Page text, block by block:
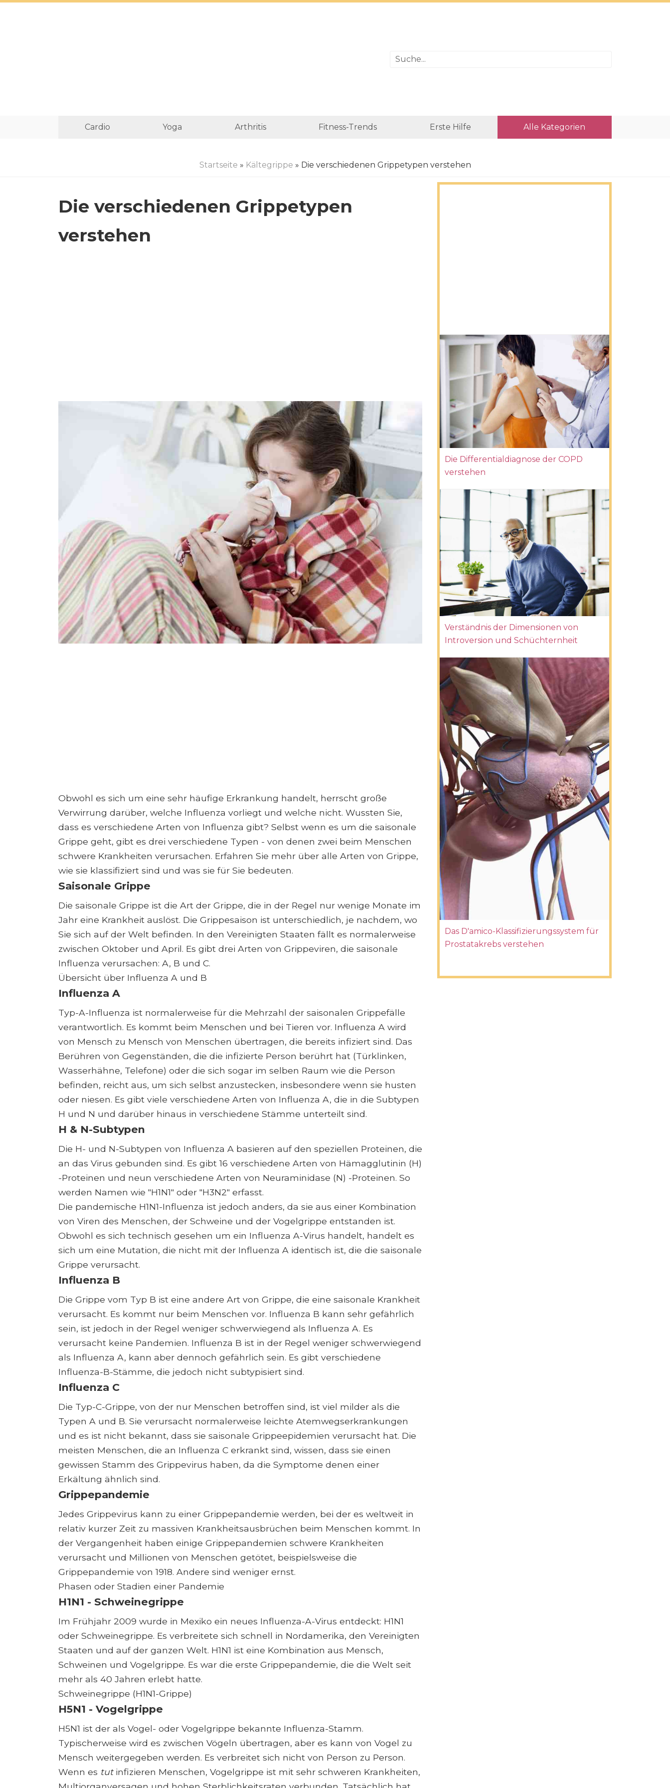
Cardio Yoga Arthritis Fitness-Trends Erste Hilfe Alle Kategorien
Startseite » Kältegrippe » Die verschiedenen Grippetypen verstehen
Die verschiedenen Grippetypen
verstehen
Obwohl es sich um eine sehr häufige Erkrankung handelt, herrscht große
Verwirrung darüber, welche Influenza vorliegt und welche nicht. Wussten Sie,
dass es verschiedene Arten von Influenza gibt? Selbst wenn es um die saisonale
Grippe geht, gibt es drei verschiedene Typen - von denen zwei beim Menschen
schwere Krankheiten verursachen. Erfahren Sie mehr über alle Arten von Grippe,
wie sie klassifiziert sind und was sie für Sie bedeuten.
Saisonale Grippe
Die saisonale Grippe ist die Art der Grippe, die in der Regel nur wenige Monate im
Jahr eine Krankheit auslöst. Die Grippesaison ist unterschiedlich, je nachdem, wo
Sie sich auf der Welt befinden. In den Vereinigten Staaten fällt es normalerweise
zwischen Oktober und April. Es gibt drei Arten von Grippeviren, die saisonale
Influenza verursachen: A, B und C.
Übersicht über Influenza A und B
Influenza A
Typ-A-Influenza ist normalerweise für die Mehrzahl der saisonalen Grippefälle
verantwortlich. Es kommt beim Menschen und bei Tieren vor. Influenza A wird
von Mensch zu Mensch von Menschen übertragen, die bereits infiziert sind. Das
Berühren von Gegenständen, die die infizierte Person berührt hat (Türklinken,
Wasserhähne, Telefone) oder die sich sogar im selben Raum wie die Person
befinden, reicht aus, um sich selbst anzustecken, insbesondere wenn sie husten
oder niesen. Es gibt viele verschiedene Arten von Influenza A, die in die Subtypen
H und N und darüber hinaus in verschiedene Stämme unterteilt sind.
H & N-Subtypen
Die H- und N-Subtypen von Influenza A basieren auf den speziellen Proteinen, die
an das Virus gebunden sind. Es gibt 16 verschiedene Arten von Hämagglutinin (H)
-Proteinen und neun verschiedene Arten von Neuraminidase (N) -Proteinen. So
werden Namen wie "H1N1" oder "H3N2" erfasst.
Die pandemische H1N1-Influenza ist jedoch anders, da sie aus einer Kombination
von Viren des Menschen, der Schweine und der Vogelgrippe entstanden ist.
Obwohl es sich technisch gesehen um ein Influenza A-Virus handelt, handelt es
sich um eine Mutation, die nicht mit der Influenza A identisch ist, die die saisonale
Grippe verursacht.
Influenza B
Die Grippe vom Typ B ist eine andere Art von Grippe, die eine saisonale Krankheit
verursacht. Es kommt nur beim Menschen vor. Influenza B kann sehr gefährlich
sein, ist jedoch in der Regel weniger schwerwiegend als Influenza A. Es
verursacht keine Pandemien. Influenza B ist in der Regel weniger schwerwiegend
als Influenza A, kann aber dennoch gefährlich sein. Es gibt verschiedene
Influenza-B-Stämme, die jedoch nicht subtypisiert sind.
Influenza C
Die Typ-C-Grippe, von der nur Menschen betroffen sind, ist viel milder als die
Typen A und B. Sie verursacht normalerweise leichte Atemwegserkrankungen
und es ist nicht bekannt, dass sie saisonale Grippeepidemien verursacht hat. Die
meisten Menschen, die an Influenza C erkrankt sind, wissen, dass sie einen
gewissen Stamm des Grippevirus haben, da die Symptome denen einer
Erkältung ähnlich sind.
Grippepandemie
Jedes Grippevirus kann zu einer Grippepandemie werden, bei der es weltweit in
relativ kurzer Zeit zu massiven Krankheitsausbrüchen beim Menschen kommt. In
der Vergangenheit haben einige Grippepandemien schwere Krankheiten
verursacht und Millionen von Menschen getötet, beispielsweise die
Grippepandemie von 1918. Andere sind weniger ernst.
Phasen oder Stadien einer Pandemie
H1N1 - Schweinegrippe
Im Frühjahr 2009 wurde in Mexiko ein neues Influenza-A-Virus entdeckt: H1N1
oder Schweinegrippe. Es verbreitete sich schnell in Nordamerika, den Vereinigten
Staaten und auf der ganzen Welt. H1N1 ist eine Kombination aus Mensch,
Schweinen und Vogelgrippe. Es war die erste Grippepandemie, die die Welt seit
mehr als 40 Jahren erlebt hatte.
Schweinegrippe (H1N1-Grippe)
H5N1 - Vogelgrippe
H5N1 ist der als Vogel- oder Vogelgrippe bekannte Influenza-Stamm.
Typischerweise wird es zwischen Vögeln übertragen, aber es kann von Vogel zu
Mensch weitergegeben werden. Es verbreitet sich nicht von Person zu Person.
Wenn es tutinfizieren Menschen, Vogelgrippe ist mit sehr schweren Krankheiten,
Die Differentialdiagnose der COPD
verstehen
Verständnis der Dimensionen von
Introversion und Schüchternheit
Das D'amico-Klassifizierungssystem für
Prostatakrebs verstehen